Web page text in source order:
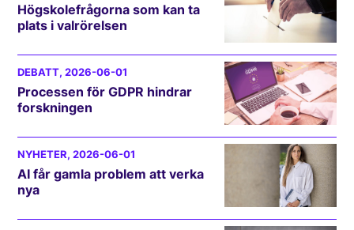
Högskolefrågorna som kan ta
plats i valrörelsen
DEBATT, 2026-06-01
Processen för GDPR hindrar
forskningen
NYHETER, 2026-06-01
AI får gamla problem att verka
nya